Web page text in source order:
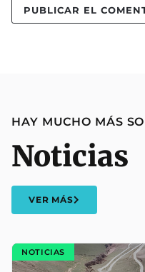
HAY MUCHO MÁS
Noticias
VER MÁS
NOTICIAS